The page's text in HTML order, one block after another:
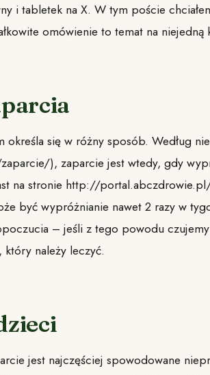
i tabletek na X. W tym poście
omówienie to temat na niejedną
określa się w różny sposób. Według
), zaparcie jest wtedy, gdy
na stronie http://
być wypróżnianie nawet 2 razy w
– jeśli z tego powodu
należy leczyć.
jest najczęściej spowodowane